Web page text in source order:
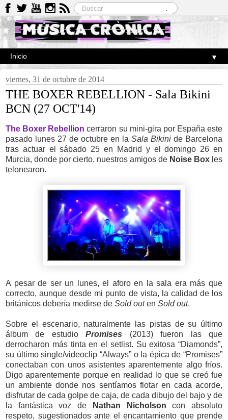
▼
viernes, 31 de octubre de 2014
THE BOXER REBELLION - Sala Bikini
BCN (27 OCT'14)
The Boxer Rebellion cerraron su mini-gira por España este
pasado lunes 27 de octubre en la Sala Bikini de Barcelona
tras actuar el sábado 25 en Madrid y el domingo 26 en
Murcia, donde por cierto, nuestros amigos de Noise Box les
telonearon.
A pesar de ser un lunes, el aforo en la sala era más que
correcto, aunque desde mi punto de vista, la calidad de los
británicos debería medirse de Sold outen Sold out.
Sobre el escenario, naturalmente las pistas de su último
álbum de estudioPromises (2013) fueron las que
derrocharon más tinta en el setlist. Su exitosa “Diamonds”,
su último single/videoclip “Always” o la épica de “Promises”
conectaban con unos asistentes aparentemente algo fríos.
Digo aparentemente porque en realidad lo que se creó fue
un ambiente donde nos sentíamos flotar en cada acorde,
disfrutar de cada golpe de caja, de cada dibujo del bajo y de
la fantástica voz de
Nathan Nicholson con absoluto
respeto, sugestionados ante el encantamiento que prende